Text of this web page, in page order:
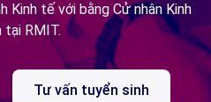
Kinh tế với bằng Cử nhân Kinh
tại RMIT.
Tư vấn tuyển sinh